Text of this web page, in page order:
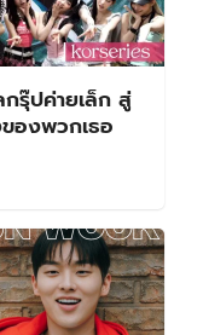
กรุ๊ปค่ายเล็ก สู่
องพวกเธอ